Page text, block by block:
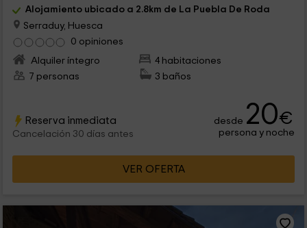
Alojamiento ubicado a 2.8km de La Puebla De Roda
Serraduy, Huesca
0 opiniones
Alquiler íntegro
4 habitaciones
7 personas
3 baños
Reserva inmediata
Cancelación 30 días antes
desde 20€
persona y noche
VER OFERTA